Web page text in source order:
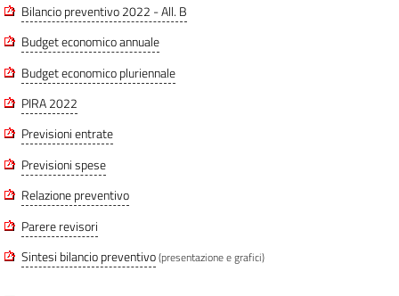
Bilancio preventivo 2022 - All. B
Budget economico annuale
Budget economico pluriennale
PIRA 2022
Previsioni entrate
Previsioni spese
Relazione preventivo
Parere revisori
Sintesi bilancio preventivo(presentazione e grafici)